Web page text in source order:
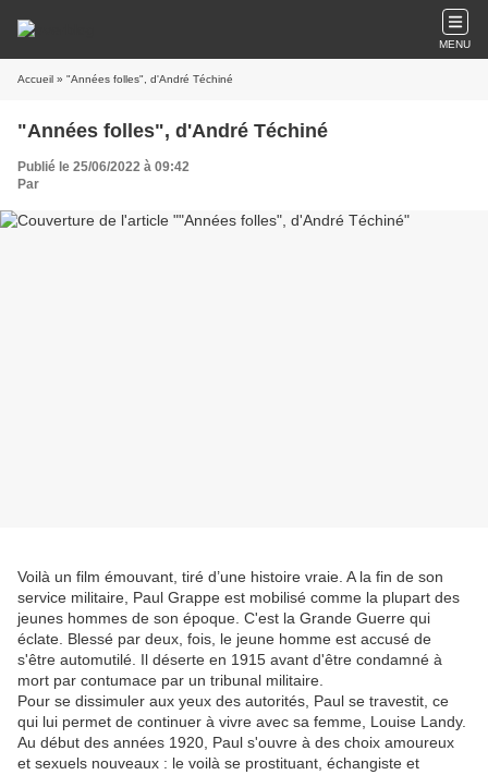
MENU
Accueil » "Années folles", d'André Téchiné
"Années folles", d'André Téchiné
Publié le 25/06/2022 à 09:42
Par
Voilà un film émouvant, tiré d’une histoire vraie. A la fin de son
service militaire, Paul Grappe est mobilisé comme la plupart des
jeunes hommes de son époque. C'est la Grande Guerre qui
éclate. Blessé par deux, fois, le jeune homme est accusé de
s'être automutilé. Il déserte en 1915 avant d'être condamné à
mort par contumace par un tribunal militaire.
Pour se dissimuler aux yeux des autorités, Paul se travestit, ce
qui lui permet de continuer à vivre avec sa femme, Louise Landy.
Au début des années 1920, Paul s'ouvre à des choix amoureux
et sexuels nouveaux : le voilà se prostituant, échangiste et